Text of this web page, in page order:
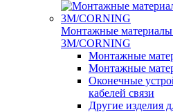
Монтажные
3M/CORNING
Монтажные
Монтажные
Оконечные
кабелей связи
Другие изделия